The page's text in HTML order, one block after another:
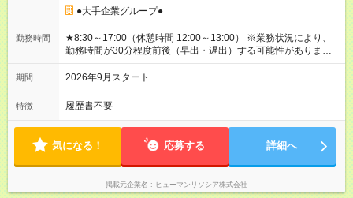
●大手企業グループ●
勤務時間
★8:30～17:00（休憩時間 12:00～13:00） ※業務状況により、
勤務時間が30分程度前後（早出・遅出）する可能性がありま
す。
期間 2026年9月スタート
特徴 履歴書不要
気になる！ 応募する 詳細へ
掲載元企業名 ヒューマンリソシア株式会社